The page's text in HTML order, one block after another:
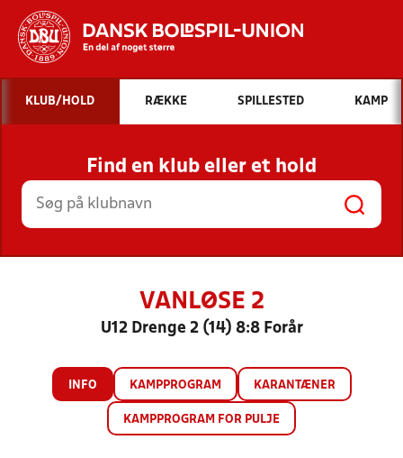
Hvad vil du søge efter?
INDHOLD OG NYHEDER
STILLINGER, RESULTATER, KLUBBER OG
HOLD
KLUB/HOLD RÆKKE SPILLESTED KAMP
Find en klub eller et hold
VANLØSE 2
U12 Drenge 2 (14) 8:8 Forår
INFO KAMPPROGRAM KARANTÆNER
KAMPPROGRAM FOR PULJE